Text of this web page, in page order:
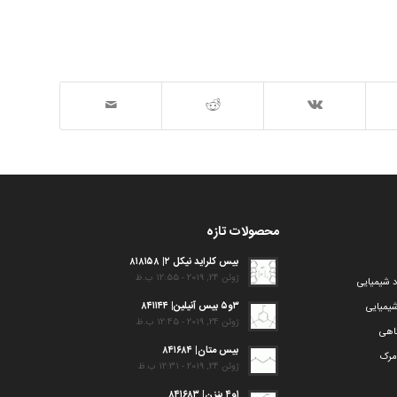
شیمیایی
مرک
محصولات تازه
بیس کلراید نیکل ۲| ۸۱۸۱۵۸
ژوئن 24, 2019 - 12:55 ب.ظ
۳و۵ بیس آنیلین| ۸۴۱۱۴۴
ژوئن 24, 2019 - 12:45 ب.ظ
بیس متان| ۸۴۱۶۸۴
ژوئن 24, 2019 - 12:31 ب.ظ